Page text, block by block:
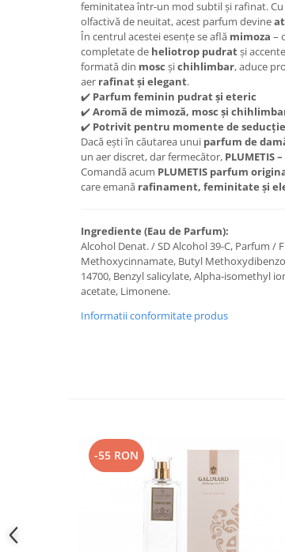
Produse incontinenta
Servetele Umede
feminitatea într-un mod subtil și rafinat.
olfactivă de neuitat, acest parfum devine
În centrul acestei esențe se află mimoza –
completate de heliotrop pudratși
formată din mosc șichihlimbar, aduce
aer rafinat și elegant.
✔️ Parfum feminin pudrat și eteric
✔️Aromă de mimoză, mosc și
✔️ Potrivit pentru momente de
Dacă ești în căutarea unui parfum de
un aer discret, dar fermecător, PLUMETIS
Comandă acum PLUMETIS parfum
care emană rafinament, feminitate și
Ingrediente (Eau de Parfum):
Alcohol Denat. / SD Alcohol 39-C, Parfum /
Methoxycinnamate, Butyl
14700, Benzyl salicylate, Alpha-isomethyl
acetate, Limonene.
Informatii conformitate produs
-55 RON